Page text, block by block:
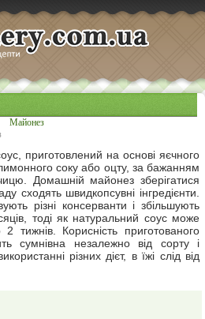
Майонез
приготовлений на основі яєчного
соку або оцту, за бажанням
Домашній майонез зберігатися
сходять швидкопсувні інгредієнти.
різні консерванти і збільшують
тоді як натуральний соус може
тижнів. Корисність приготованого
сумнівна незалежно від сорту і
різних дієт, в їжі слід від